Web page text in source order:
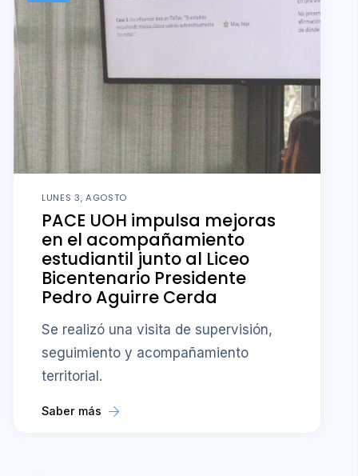
LUNES 3, AGOSTO
PACE UOH impulsa mejoras
en el acompañamiento
estudiantil junto al Liceo
Bicentenario Presidente
Pedro Aguirre Cerda
Se realizó una visita de supervisión,
seguimiento y acompañamiento
territorial.
Saber más